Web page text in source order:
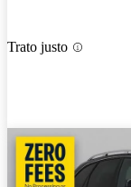
Trato justo